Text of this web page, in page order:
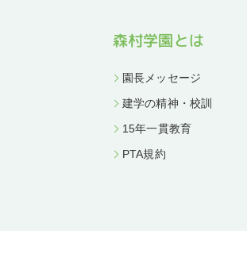
森村学園とは
園長メッセージ
建学の精神・校訓
15年一貫教育
PTA規約